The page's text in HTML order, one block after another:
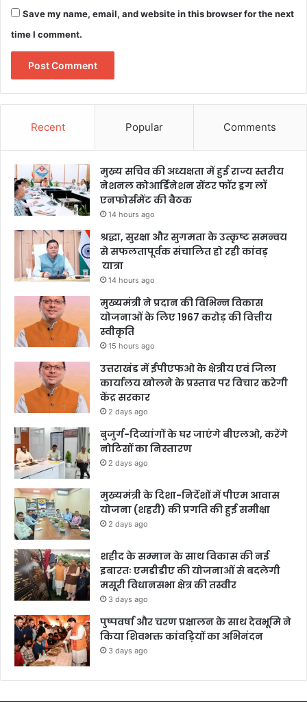
Save my name, email, and website in this browser for the next
time I comment.
Recent Popular Comments
मुख्य सचिव की अध्यक्षता में हुई राज्य स्तरीय
नेशनल कोआर्डिनेशन सेंटर फॉर ड्रग लॉ
एनफोर्समेंट की बैठक
14 hours ago
श्रद्धा, सुरक्षा और सुगमता के उत्कृष्ट समन्वय
से सफलतापूर्वक संचालित हो रही कांवड़
यात्रा
14 hours ago
मुख्यमंत्री ने प्रदान की विभिन्न विकास
योजनाओं के लिए 1967 करोड़ की वित्तीय
स्वीकृति
15 hours ago
उत्तराखंड में ईपीएफओ के क्षेत्रीय एवं जिला
कार्यालय खोलने के प्रस्ताव पर विचार करेगी
केंद्र सरकार
2 days ago
बुजुर्ग-दिव्यांगों के घर जाएंगे बीएलओ, करेंगे
नोटिसों का निस्तारण
2 days ago
मुख्यमंत्री के दिशा-निर्देशों में पीएम आवास
योजना (शहरी) की प्रगति की हुई समीक्षा
2 days ago
शहीद के सम्मान के साथ विकास की नई
इबारतः एमडीडीए की योजनाओं से बदलेगी
मसूरी विधानसभा क्षेत्र की तस्वीर
3 days ago
पुष्पवर्षा और चरण प्रक्षालन के साथ देवभूमि ने
किया शिवभक्त कांवड़ियों का अभिनंदन
3 days ago